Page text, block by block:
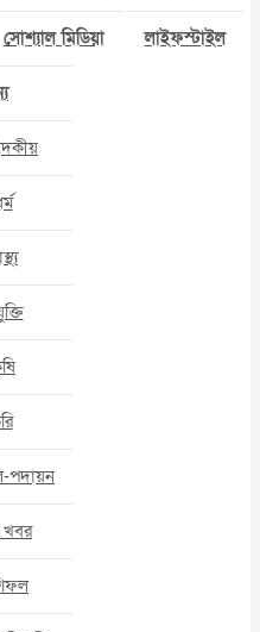
সোশ্যাল মিডিয়া লাইফস্টাইল
পদায়ন
খবর